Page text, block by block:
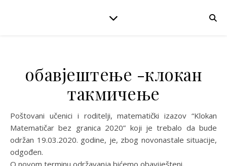
обавјештење -клокан
такмичење
Poštovani učenici i roditelji, matematički izazov “Klokan
Matematičar bez granica 2020” koji je trebalo da bude
održan 19.03.2020. godine, je, zbog novonastale situacije,
odgođen.
O novom terminu održavanja bićemo obaviješteni.